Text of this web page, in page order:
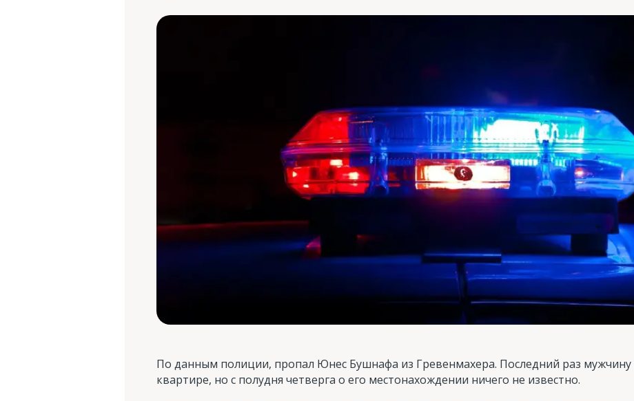
По данным полиции, пропал Юнес Бушнафа из Гревенмахера. Последний раз мужчину
квартире, но с полудня четверга о его местонахождении ничего не известно.